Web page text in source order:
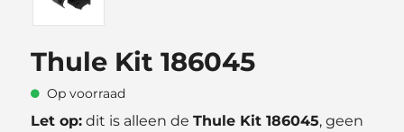
Thule Kit 186045
Op voorraad
Let op: dit is alleen deThule Kit 186045, geen